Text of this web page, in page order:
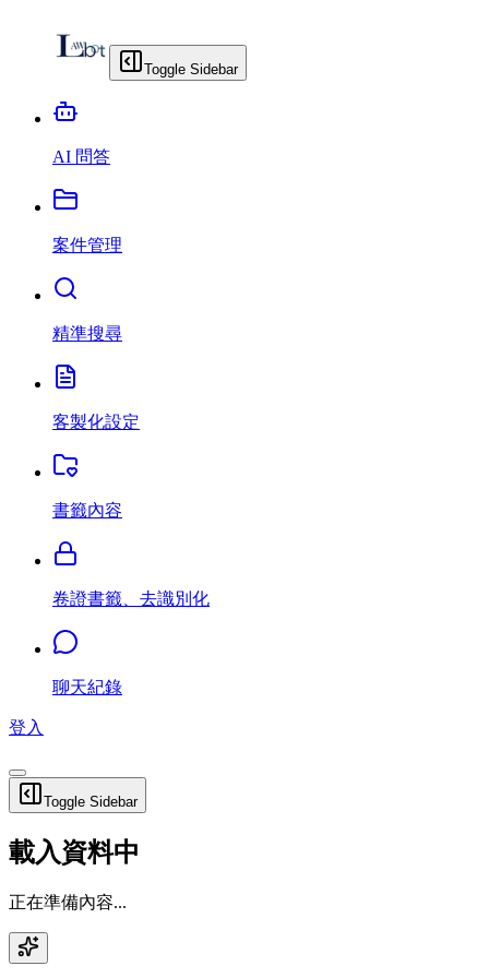
Toggle Sidebar
AI 問答
案件管理
精準搜尋
客製化設定
書籤內容
卷證書籤、去識別化
聊天紀錄
登入
Toggle Sidebar
載入資料中
正在準備內容...